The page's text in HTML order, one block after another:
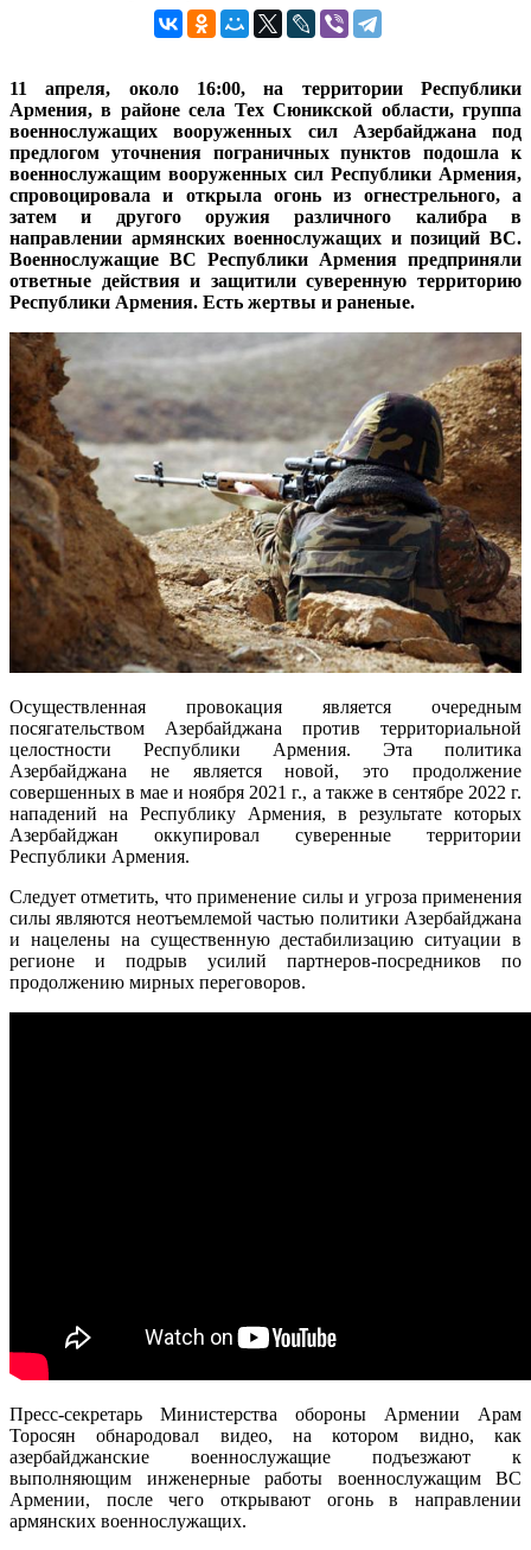
11 апреля, около 16:00, на территории Республики
Армения, в районе села Тех Сюникской области, группа
военнослужащих вооруженных сил Азербайджана под
предлогом уточнения пограничных пунктов подошла к
военнослужащим вооруженных сил Республики Армения,
спровоцировала и открылa огонь из огнестрельного, a
затем и другого оружия различного калибра в
направлении армянских военнослужащих и позиций ВС.
Военнослужащие ВС Республики Армения предприняли
ответные действия и защитили суверенную территорию
Республики Армения. Есть жертвы и раненые.
Осуществленная провокация является очередным
посягательством Азербайджана против территориальной
целостности Республики Армения. Эта политика
Азербайджана не является новой, это продолжение
совершенных в мае и ноября 2021 г., а также в сентябре 2022 г.
нападений на Республику Армения, в результате которых
Азербайджан оккупировал суверенные территории
Республики Армения.
Следует отметить, что применение силы и угроза применения
силы являются неотъемлемой частью политики Азербайджана
и нацелены на существенную дестабилизацию ситуации в
регионе и подрыв усилий партнеров-посредников по
продолжению мирных переговоров.
Пресс-секретарь Министерства обороны Армении Арам
Торосян обнародовал видео, на котором видно, как
азербайджанские военнослужащие подъезжают к
выполняющим инженерные работы военнослужащим ВС
Армении, после чего открывают огонь в направлении
армянских военнослужащих.